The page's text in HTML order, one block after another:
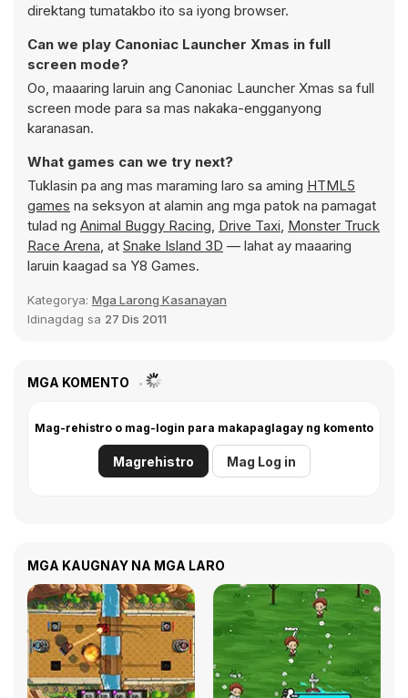
direktang tumatakbo ito sa iyong browser.
Can we play Canoniac Launcher Xmas in full
screen mode?
Oo, maaaring laruin ang Canoniac Launcher Xmas sa full
screen mode para sa mas nakaka-engganyong
karanasan.
What games can we try next?
Tuklasin pa ang mas maraming laro sa aming HTML5
games na seksyon at alamin ang mga patok na pamagat
tulad ng Animal Buggy Racing, Drive Taxi, Monster Truck
Race Arena, at Snake Island 3D — lahat ay maaaring
laruin kaagad sa Y8 Games.
Kategorya: Mga Larong Kasanayan
Idinagdag sa 27 Dis 2011
MGA KOMENTO
Mag-rehistro o mag-login para makapaglagay ng komento
Magrehistro Mag Log in
MGA KAUGNAY NA MGA LARO